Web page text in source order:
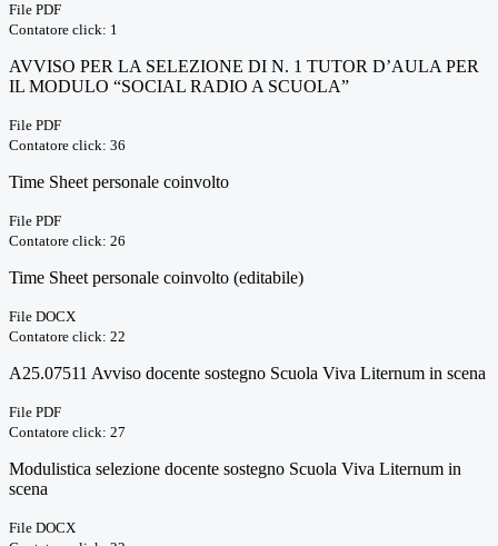
File PDF
Contatore click: 1
AVVISO PER LA SELEZIONE DI N. 1 TUTOR D’AULA PER
IL MODULO “SOCIAL RADIO A SCUOLA”
File PDF
Contatore click: 36
Time Sheet personale coinvolto
File PDF
Contatore click: 26
Time Sheet personale coinvolto (editabile)
File DOCX
Contatore click: 22
A25.07511 Avviso docente sostegno Scuola Viva Liternum in scena
File PDF
Contatore click: 27
Modulistica selezione docente sostegno Scuola Viva Liternum in
scena
File DOCX